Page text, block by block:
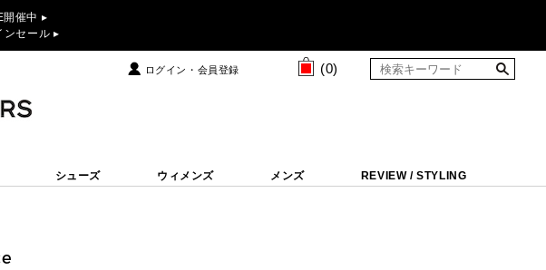
開催中 ▸
ンセール ▸
ログイン・会員登録 (0)
シューズ ウィメンズ メンズ REVIEW / STYLING